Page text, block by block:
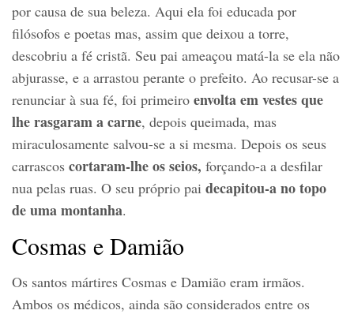
por causa de sua beleza. Aqui ela foi educada por
filósofos e poetas mas, assim que deixou a torre,
descobriu a fé cristã. Seu pai ameaçou matá-la se ela não
abjurasse, e a arrastou perante o prefeito. Ao recusar-se a
renunciar à sua fé, foi primeiro envolta em vestes que
lhe rasgaram a carne, depois queimada, mas
miraculosamente salvou-se a si mesma. Depois os seus
carrascos cortaram-lhe os seios, forçando-a a desfilar
nua pelas ruas. O seu próprio pai decapitou-a no topo
de uma montanha.
Cosmas e Damião
Os santos mártires Cosmas e Damião eram irmãos.
Ambos os médicos, ainda são considerados entre os